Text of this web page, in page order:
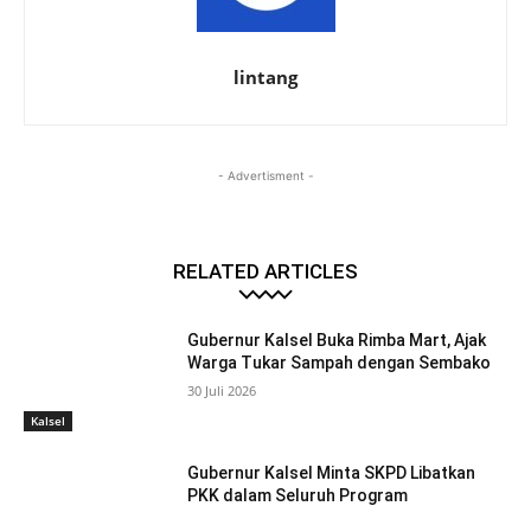
lintang
- Advertisment -
RELATED ARTICLES
Kalsel
Gubernur Kalsel Buka Rimba Mart, Ajak
Warga Tukar Sampah dengan Sembako
30 Juli 2026
Gubernur Kalsel Minta SKPD Libatkan
PKK dalam Seluruh Program